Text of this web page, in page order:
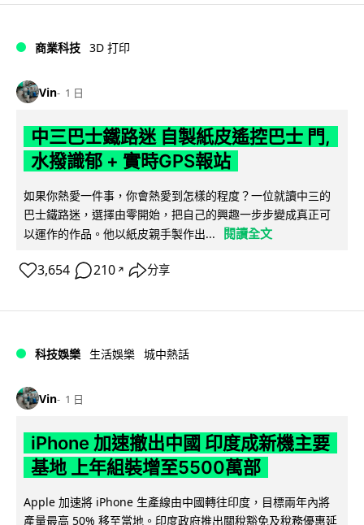
商業科技 3D 打印
Vin 1 日
中三巴士鐵路迷 自製紙皮遙控巴士 門,
水撥識郁 + 實時GPS報站
如果你熱愛一件事，你會熱愛到怎樣的程度？一位就讀中三的
巴士鐵路迷，選擇由零開始，把自己的興趣一步步變成真正可
以運作的作品。他以紙皮親手製作出...
閱讀全文
3,654 210 ↗ 分享
科技娛樂 生活娛樂 城中熱話
Vin 1 日
iPhone 加速撤出中國 印度成新機主要
基地 上年組裝增至5500萬部
Apple 加速將 iPhone 生產線由中國轉往印度，目標兩年內將
產量最高 50% 移至當地。印度政府推出關稅豁免及稅務優惠延